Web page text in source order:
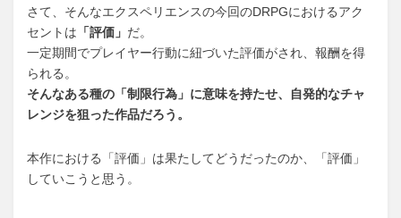
さて、そんなエクスペリエンスの今回のDRPGにおけるアク
セントは 「評価」 だ。
一定期間でプレイヤー行動に紐づいた評価がされ、報酬を得
られる。
そんなある種の「制限行為」に意味を持たせ、自発的なチャ
レンジを狙った作品だろう。
本作における「評価」は果たしてどうだったのか、「評価」
していこうと思う。